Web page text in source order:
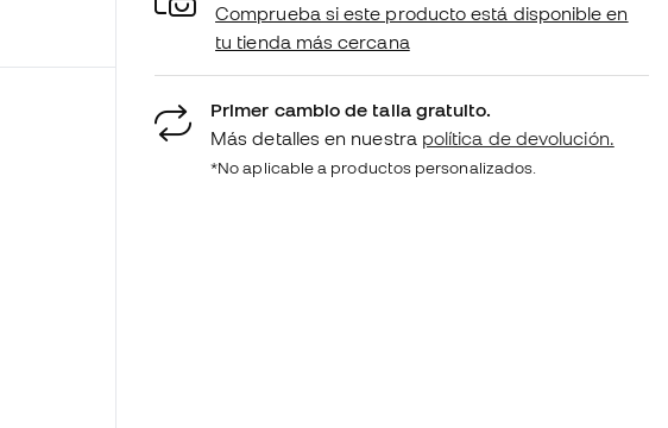
Comprueba si este producto está disponible en
tu tienda más cercana
Primer cambio de talla gratuito.
Más detalles en nuestra política de devolución.
*No aplicable a productos personalizados.